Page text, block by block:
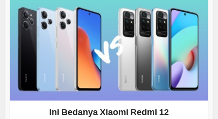
Ini Bedanya Xiaomi Redmi 12